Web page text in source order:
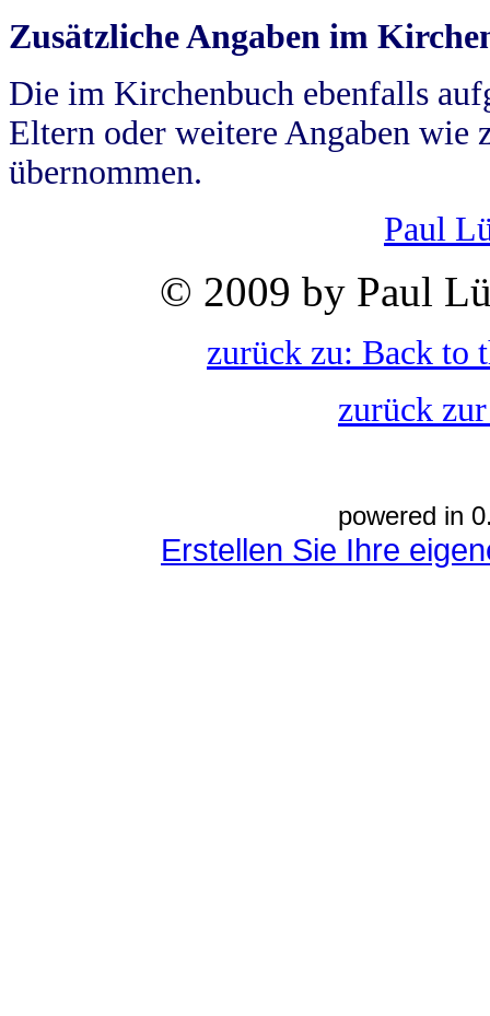
Zusätzliche Angaben im
Die im Kirchenbuch ebenfalls
Eltern oder weitere Angaben wie
übernommen.
Paul
© 2009 by Paul
zurück zu: Back to
zurück
powered in
Erstellen Sie Ihre